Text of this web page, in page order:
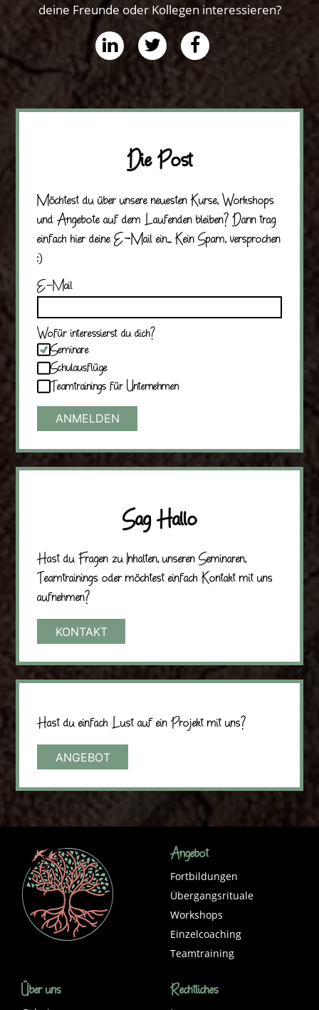
deine Freunde oder Kollegen interessieren?
share
linkedin
share share
Sag Hallo
Hast du Fragen zu Inhalten, unseren Seminaren,
Teamtrainings oder möchtest einfach Kontakt mit uns
aufnehmen?
KONTAKT
Hast du einfach Lust auf ein Projekt mit uns?
ANGEBOT
Die Post
Möchtest du über unsere neuesten Kurse, Workshops
und Angebote auf dem Laufenden bleiben? Dann trag
einfach hier deine E-Mail ein... Kein Spam, versprochen
:)
E-Mail
Wofür interessierst du dich?
Seminare
Schulausflüge
Teamtrainings für Unternehmen
Angebot
Fortbildungen
Übergangsrituale
Workshops
Einzelcoaching
Teamtraining
Über uns Rechtliches